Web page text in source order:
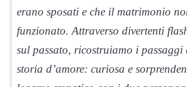
erano sposati e che il matrimonio
funzionato. Attraverso divertenti
sul passato, ricostruiamo i passaggi
storia d’amore: curiosa e